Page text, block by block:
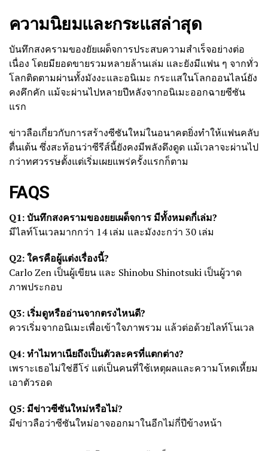
ความนิยมและกระแสล่าสุด
บันทึกสงครามของยัยเผด็จการประสบความสำเร็จอย่างต่อ
เนื่อง โดยมียอดขายรวมหลายล้านเล่ม และยังมีแฟน ๆ จากทั่ว
โลกติดตามผ่านทั้งมังงะและอนิเมะ กระแสในโลกออนไลน์ยัง
คงคึกคัก แม้จะผ่านไปหลายปีหลังจากอนิเมะออกฉายซีซัน
แรก
ข่าวลือเกี่ยวกับการสร้างซีซันใหม่ในอนาคตยิ่งทำให้แฟนคลับ
ตื่นเต้น ซึ่งสะท้อนว่าซีรีส์นี้ยังคงมีพลังดึงดูด แม้เวลาจะผ่านไป
กว่าทศวรรษตั้งแต่เริ่มเผยแพร่ครั้งแรกก็ตาม
FAQS
Q1: บันทึกสงครามของยยเผด็จการ มีทั้งหมดกี่เล่ม?
มีไลท์โนเวลมากกว่า 14 เล่ม และมังงะกว่า 30 เล่ม
Q2: ใครคือผู้แต่งเรื่องนี้?
Carlo Zen เป็นผู้เขียน และ Shinobu Shinotsuki เป็นผู้วาด
ภาพประกอบ
Q3: เริ่มดูหรืออ่านจากตรงไหนดี?
ควรเริ่มจากอนิเมะเพื่อเข้าใจภาพรวม แล้วต่อด้วยไลท์โนเวล
Q4: ทำไมทาเนียถึงเป็นตัวละครที่แตกต่าง?
เพราะเธอไม่ใช่ฮีโร่ แต่เป็นคนที่ใช้เหตุผลและความโหดเหี้ยม
เอาตัวรอด
Q5: มีข่าวซีซันใหม่หรือไม่?
มีข่าวลือว่าซีซันใหม่อาจออกมาในอีกไม่กี่ปีข้างหน้า